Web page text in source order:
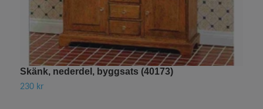
Skänk, nederdel, byggsats (40173)
230 kr